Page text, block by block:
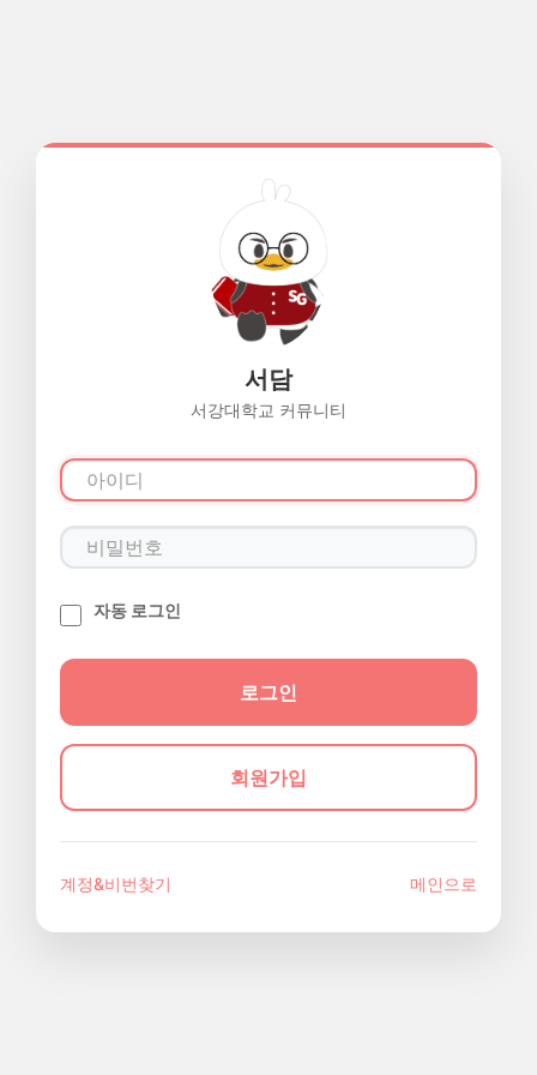
서담
서강대학교 커뮤니티
자동 로그인
회원가입
계정&비번찾기 메인으로